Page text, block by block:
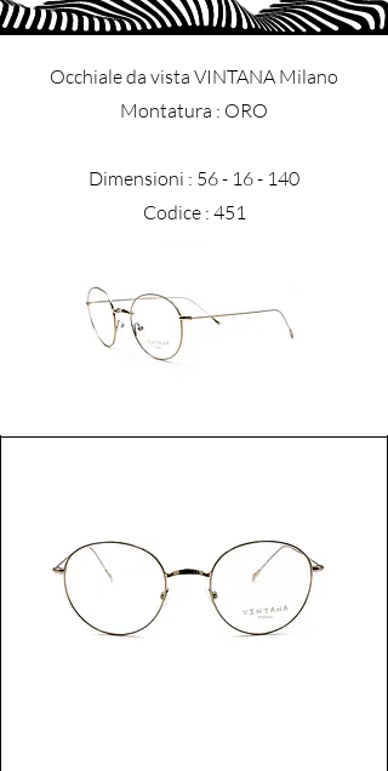
Occhiale da vista VINTANA Milano
​Montatura : ORO
Dimensioni : 56 - 16 - 140
Codice : 451